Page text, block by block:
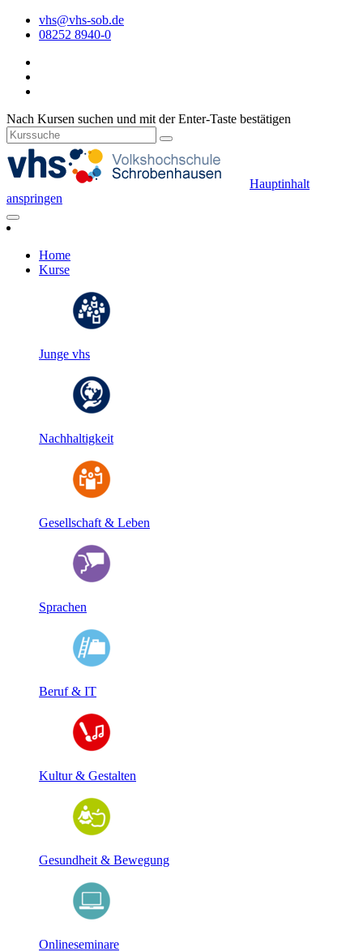
vhs@vhs-sob.de
08252 8940-0
Nach Kursen suchen und mit der Enter-Taste bestätigen
Hauptinhalt
anspringen
Home
Kurse
Junge vhs
Nachhaltigkeit
Gesellschaft & Leben
Sprachen
Beruf & IT
Kultur & Gestalten
Gesundheit & Bewegung
Onlineseminare